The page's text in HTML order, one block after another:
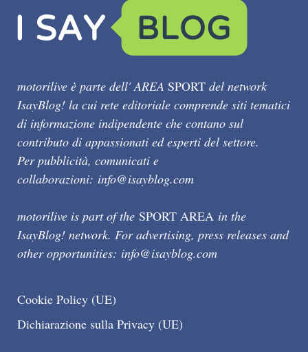
motorilive è parte dell' AREA SPORT del network
IsayBlog! la cui rete editoriale comprende siti tematici
di informazione indipendente che contano sul
contributo di appassionati ed esperti del settore.
Per pubblicità, comunicati e
collaborazioni: info@isayblog.com
motorilive is part of the SPORT AREA in the
IsayBlog! network. For advertising, press releases and
other opportunities: info@isayblog.com
Cookie Policy (UE)
Dichiarazione sulla Privacy (UE)